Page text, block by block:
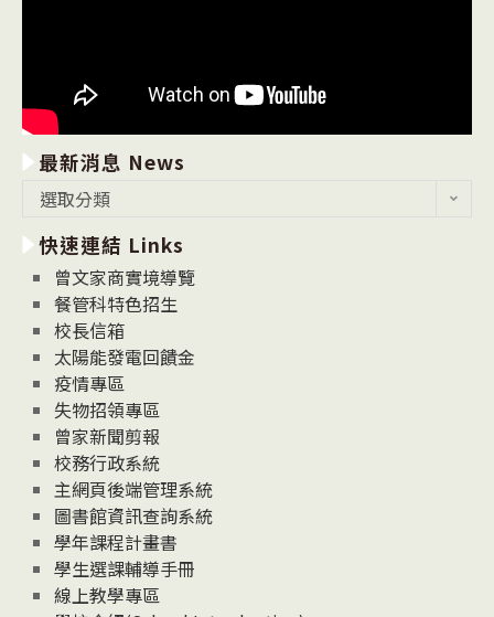
最新消息 News
消
息
News
選取分類
快速連結 Links
曾文家商實境導覽
餐管科特色招生
校長信箱
太陽能發電回饋金
疫情專區
失物招領專區
曾家新聞剪報
校務行政系統
主網頁後端管理系統
圖書館資訊查詢系統
學年課程計畫書
學生選課輔導手冊
線上教學專區